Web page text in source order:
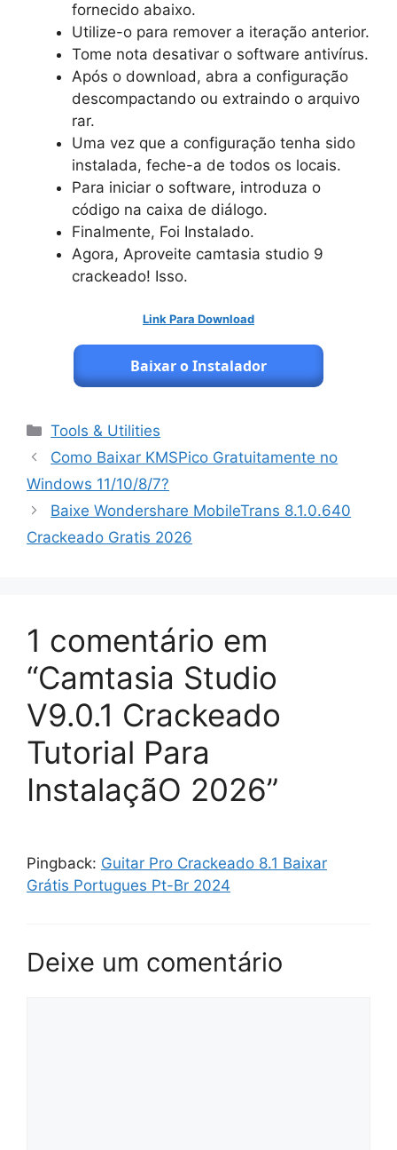
fornecido abaixo.
Utilize-o para remover a iteração anterior.
Tome nota desativar o software antivírus.
Após o download, abra a configuração
descompactando ou extraindo o arquivo
rar.
Uma vez que a configuração tenha sido
instalada, feche-a de todos os locais.
Para iniciar o software, introduza o
código na caixa de diálogo.
Finalmente, Foi Instalado.
Agora, Aproveite camtasia studio 9
crackeado! Isso.
Link Para Download
Baixar o Instalador
Categorias
Tools & Utilities
Como Baixar KMSPico Gratuitamente no
Windows 11/10/8/7?
Baixe Wondershare MobileTrans 8.1.0.640
Crackeado Gratis 2026
1 comentário em
“Camtasia Studio
V9.0.1 Crackeado
Tutorial Para
InstalaçãO 2026”
Pingback: Guitar Pro Crackeado 8.1 Baixar
Grátis Portugues Pt-Br 2024
Deixe um comentário